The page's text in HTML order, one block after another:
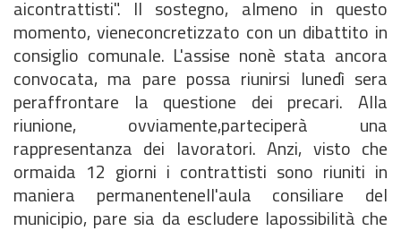
aicontrattisti". Il sostegno, almeno in questo
momento, vieneconcretizzato con un dibattito in
consiglio comunale. L'assise nonè stata ancora
convocata, ma pare possa riunirsi lunedì sera
peraffrontare la questione dei precari. Alla
riunione, ovviamente,parteciperà una
rappresentanza dei lavoratori. Anzi, visto che
ormaida 12 giorni i contrattisti sono riuniti in
maniera permanentenell'aula consiliare del
municipio, pare sia da escludere lapossibilità che